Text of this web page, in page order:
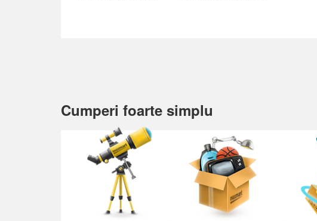
Cumperi foarte simplu